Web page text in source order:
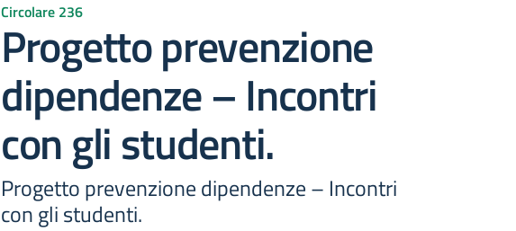
Circolare 236
Progetto prevenzione
dipendenze – Incontri
con gli studenti.
Progetto prevenzione dipendenze – Incontri
con gli studenti.